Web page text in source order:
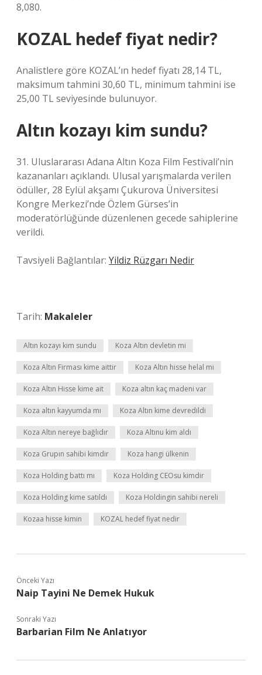
8,080.
KOZAL hedef fiyat nedir?
Analistlere göre KOZAL’ın hedef fiyatı 28,14 TL,
maksimum tahmini 30,60 TL, minimum tahmini ise
25,00 TL seviyesinde bulunuyor.
Altın kozayı kim sundu?
31. Uluslararası Adana Altın Koza Film Festivali’nin
kazananları açıklandı. Ulusal yarışmalarda verilen
ödüller, 28 Eylül akşamı Çukurova Üniversitesi
Kongre Merkezi’nde Özlem Gürses’in
moderatörlüğünde düzenlenen gecede sahiplerine
verildi.
Tavsiyeli Bağlantılar: Yildiz Rüzgarı Nedir
Tarih: Makaleler
Altın kozayı kim sundu Koza Altın devletin mi
Koza Altın Firması kime aittir Koza Altın hisse helal mi
Koza Altın Hisse kime ait Koza altın kaç madeni var
Koza altın kayyumda mı Koza Altın kime devredildi
Koza Altın nereye bağlıdır Koza Altınu kim aldı
Koza Grupın sahibi kimdir Koza hangi ülkenin
Koza Holding battı mı Koza Holding CEOsu kimdir
Koza Holding kime satıldı Koza Holdingin sahibi nereli
Kozaa hisse kimin KOZAL hedef fiyat nedir
Önceki Yazı
Naip Tayini Ne Demek Hukuk
Sonraki Yazı
Barbarian Film Ne Anlatıyor